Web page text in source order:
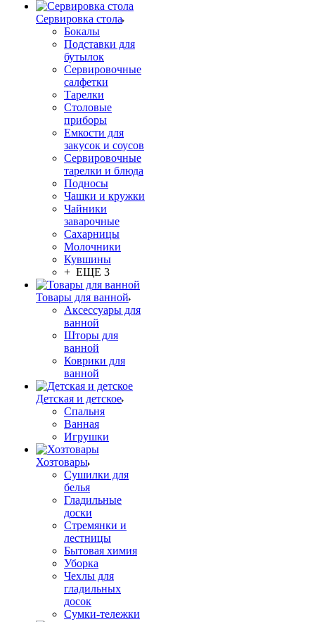
Сервировка стола
Бокалы
Подставки для
бутылок
Сервировочные
салфетки
Тарелки
Столовые
приборы
Емкости для
закусок и соусов
Сервировочные
тарелки и блюда
Подносы
Чашки и кружки
Чайники
заварочные
Сахарницы
Молочники
Кувшины
+ ЕЩЕ 3
Товары для ванной
Аксессуары для
ванной
Шторы для
ванной
Коврики для
ванной
Детская и детское
Спальня
Ванная
Игрушки
Хозтовары
Сушилки для
белья
Гладильные
доски
Стремянки и
лестницы
Бытовая химия
Уборка
Чехлы для
гладильных
досок
Сумки-тележки